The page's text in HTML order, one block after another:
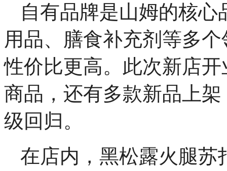
自有品牌是山姆的核
用品、膳食补充剂等多
性价比更高。此次新店
商品，还有多款新品上
级回归。
在店内，黑松露火腿苏